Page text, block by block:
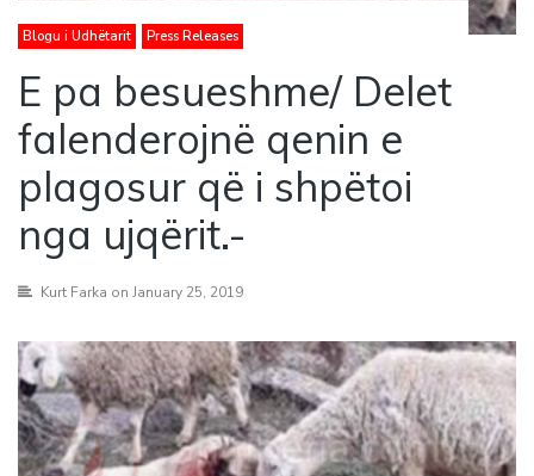
Blogu i Udhëtarit Press Releases
E pa besueshme/ Delet
falenderojnë qenin e
plagosur që i shpëtoi
nga ujqërit.-
Kurt Farka on January 25, 2019